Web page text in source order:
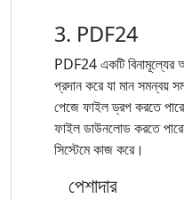
3. PDF24
PDF24 একটি বিনামূল্যের
প্রদান করে যা মান সমন্বয়
পেজে ফাইল ড্রপ করতে
ফাইল ডাউনলোড করতে
সিস্টেমে কাজ করে।
পেশাদার